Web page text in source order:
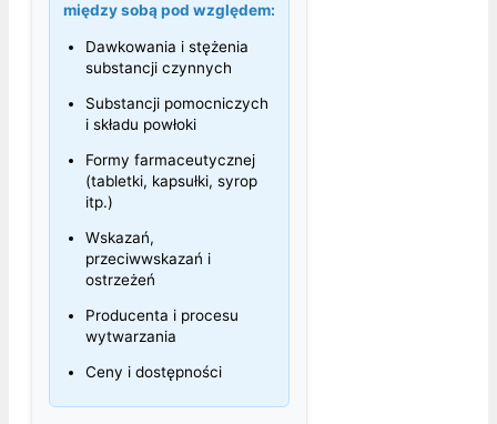
między sobą pod względem:
Dawkowania i stężenia
substancji czynnych
Substancji pomocniczych
i składu powłoki
Formy farmaceutycznej
(tabletki, kapsułki, syrop
itp.)
Wskazań,
przeciwwskazań i
ostrzeżeń
Producenta i procesu
wytwarzania
Ceny i dostępności